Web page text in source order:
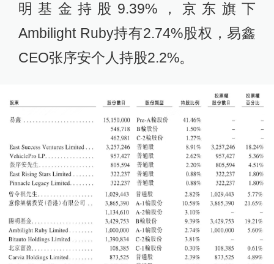
明基金持股9.39%，京东旗下
Ambilight Ruby持有2.74%股权，易鑫
CEO张序安个人持股2.2%。